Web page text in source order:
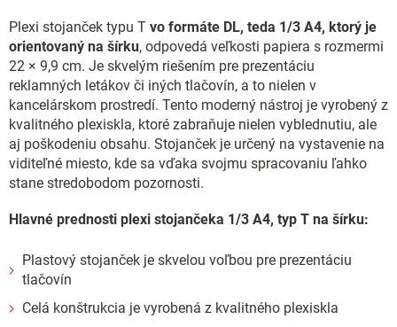
Plexi stojanček typu T vo formáte DL, teda 1/3 A4, ktorý je
orientovaný na šírku, odpovedá veľkosti papiera s rozmermi
22 × 9,9 cm. Je skvelým riešením pre prezentáciu
reklamných letákov či iných tlačovín, a to nielen v
kancelárskom prostredí. Tento moderný nástroj je vyrobený z
kvalitného plexiskla, ktoré zabraňuje nielen vyblednutiu, ale
aj poškodeniu obsahu. Stojanček je určený na vystavenie na
viditeľné miesto, kde sa vďaka svojmu spracovaniu ľahko
stane stredobodom pozornosti.
Hlavné prednosti plexi stojančeka 1/3 A4, typ T na šírku:
Plastový stojanček je skvelou voľbou pre prezentáciu
tlačovín
Celá konštrukcia je vyrobená z kvalitného plexiskla